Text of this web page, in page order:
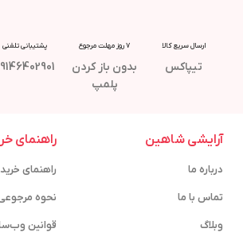
ارسال سریع کالا
تیپاکس
7 روز مهلت مرجوع
بدون باز کردن
پلمپ
پشتیبانی تلفنی
آرایشی شاهین
درباره ما
تماس با ما
وبلاگ
راهنمای
راهنمای خرید
نحوه مرجوعی
قوانین